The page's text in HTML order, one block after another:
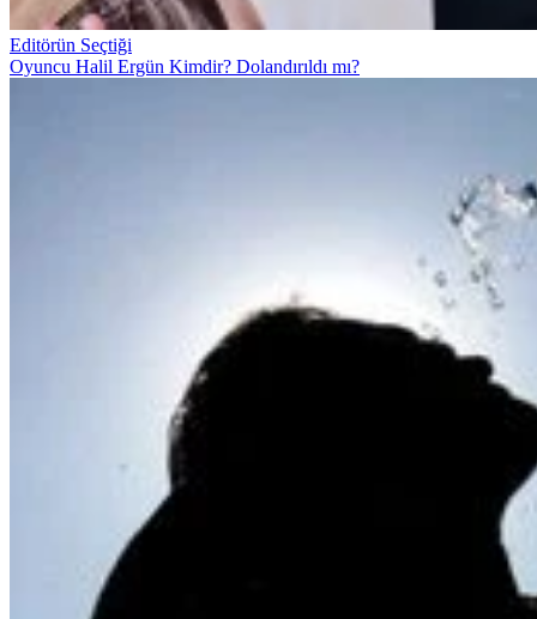
Editörün Seçtiği
Oyuncu Halil Ergün Kimdir? Dolandırıldı mı?